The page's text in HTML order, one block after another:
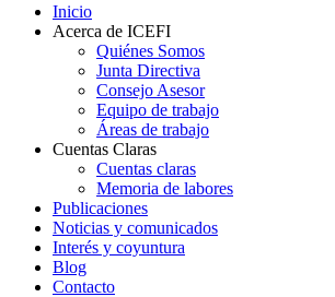
Inicio
Acerca de ICEFI
Quiénes Somos
Junta Directiva
Consejo Asesor
Equipo de trabajo
Áreas de trabajo
Cuentas Claras
Cuentas claras
Memoria de labores
Publicaciones
Noticias y comunicados
Interés y coyuntura
Blog
Contacto